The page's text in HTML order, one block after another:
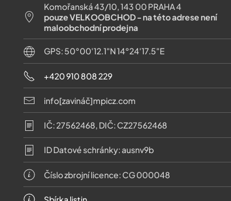
Komořanská 43/10, 143 00 PRAHA 4
pouze VELKOOBCHOD - na této adrese není
maloobchodní prodejna
GPS: 50°00'12.1"N 14°24'17.5"E
+420 910 808 229
info[zavináč]mpicz.com
IČ: 27562468, DIČ: CZ27562468
ID Datové schránky: ausnv9b
Číslo zbrojní licence: CG 000048